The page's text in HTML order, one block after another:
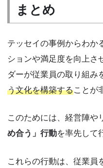
まとめ
テッセイの事例からわか
ションや満足度を向上さ
ダーが従業員の取り組み
う文化を構築することが
このためには、経営陣や
め合う」行動を率先して
これらの行動は、従業員